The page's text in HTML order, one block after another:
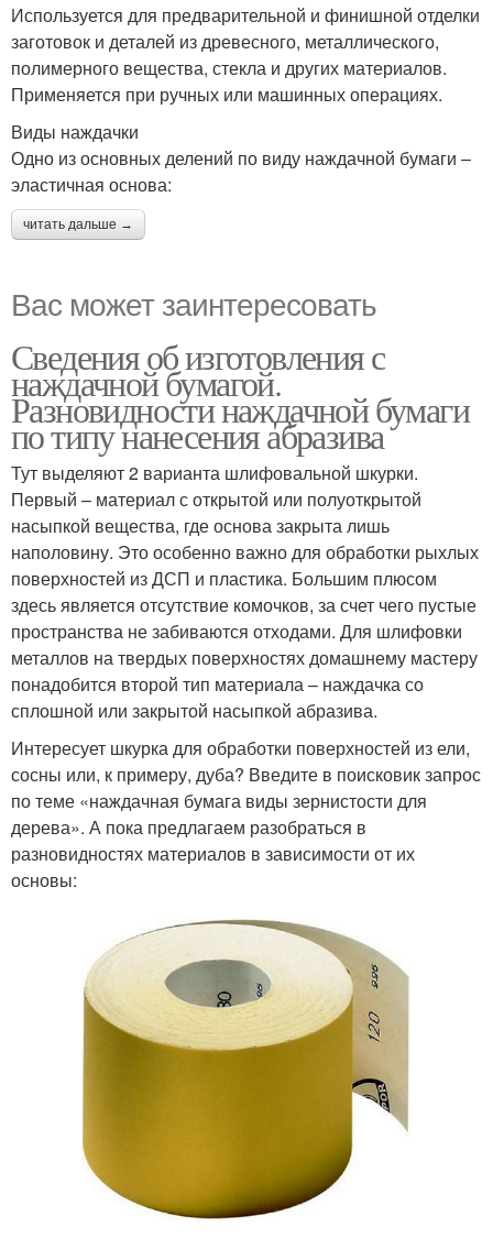
Используется для предварительной и финишной отделки
заготовок и деталей из древесного, металлического,
полимерного вещества, стекла и других материалов.
Применяется при ручных или машинных операциях.
Виды наждачки
Одно из основных делений по виду наждачной бумаги –
эластичная основа:
читать дальше →
Вас может заинтересовать
Сведения об изготовления с
наждачной бумагой.
Разновидности наждачной бумаги
по типу нанесения абразива
Тут выделяют 2 варианта шлифовальной шкурки.
Первый – материал с открытой или полуоткрытой
насыпкой вещества, где основа закрыта лишь
наполовину. Это особенно важно для обработки рыхлых
поверхностей из ДСП и пластика. Большим плюсом
здесь является отсутствие комочков, за счет чего пустые
пространства не забиваются отходами. Для шлифовки
металлов на твердых поверхностях домашнему мастеру
понадобится второй тип материала – наждачка со
сплошной или закрытой насыпкой абразива.
Интересует шкурка для обработки поверхностей из ели,
сосны или, к примеру, дуба? Введите в поисковик запрос
по теме «наждачная бумага виды зернистости для
дерева». А пока предлагаем разобраться в
разновидностях материалов в зависимости от их
основы: